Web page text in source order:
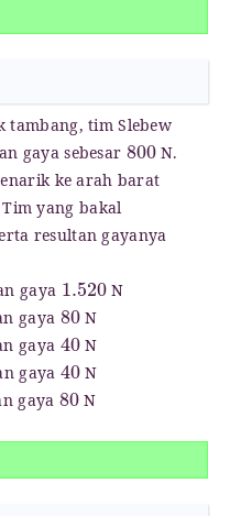
tambang, tim Slebew
gaya sebesar 800N.
ke arah barat
yang bakal
resultan gayanya
gaya 1.520N
gaya 80N
gaya 40N
gaya 40N
gaya 80N